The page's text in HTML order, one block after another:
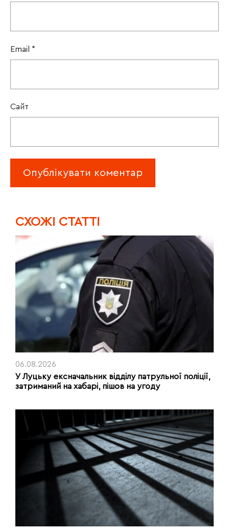
Email *
Сайт
CХОЖІ СТАТТІ
06.08.2026
У Луцьку ексначальник відділу патрульної поліції,
затриманий на хабарі, пішов на угоду